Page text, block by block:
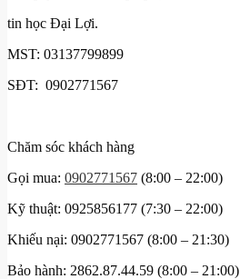
tin học Đại Lợi.
MST: 03137799899
SĐT: 0902771567
Chăm sóc khách hàng
Gọi mua: 0902771567 (8:00 – 22:00)
Kỹ thuật: 0925856177 (7:30 – 22:00)
Khiếu nại: 0902771567 (8:00 – 21:30)
Bảo hành: 2862.87.44.59 (8:00 – 21:00)